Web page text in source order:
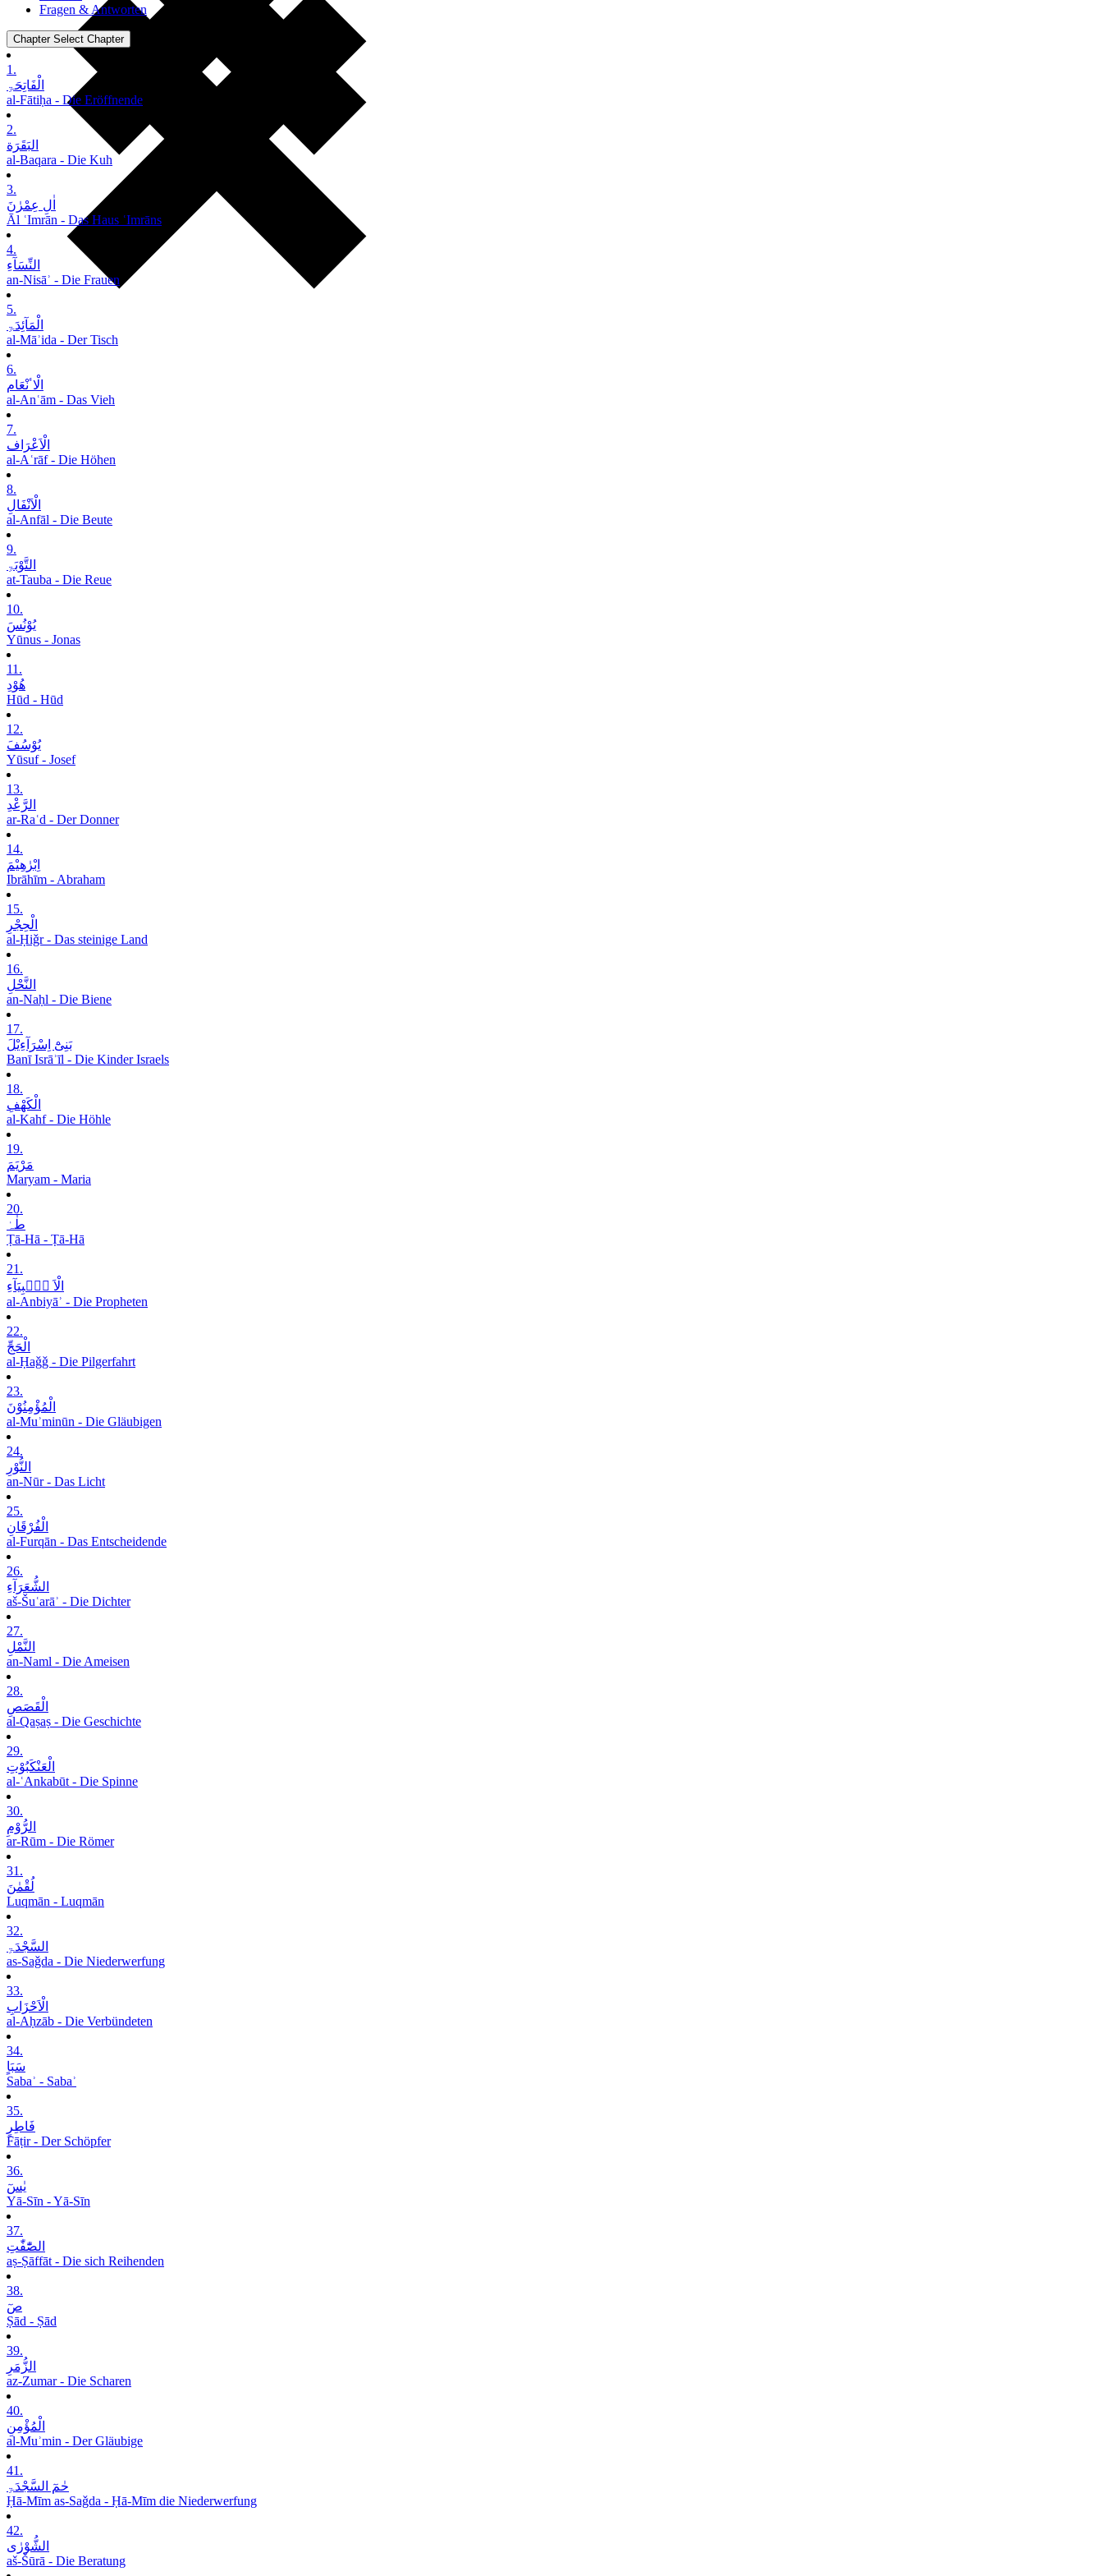
Fragen & Antworten
Chapter Select Chapter
1.
الْفَاتِحَۃِ
al-Fātiḥa - Die Eröffnende
2.
البَقَرَة
al-Baqara - Die Kuh
3.
اٰلِ عِمْرٰنَ
Āl ʿImrān - Das Haus ʿImrāns
4.
النِّسَآءِ
an-Nisāʾ - Die Frauen
5.
الْمَآئِدَۃِ
al-Māʾida - Der Tisch
6.
الْاٴنْعَام
al-Anʿām - Das Vieh
7.
الْاَعْرَاف
al-Aʿrāf - Die Höhen
8.
الْاَنْفَالِ
al-Anfāl - Die Beute
9.
التَّوْبَۃِ
at-Tauba - Die Reue
10.
یُوْنُسَ
Yūnus - Jonas
11.
ھُوْدِ
Hūd - Hūd
12.
یُوْسُفَ
Yūsuf - Josef
13.
الرَّعْدِ
ar-Raʿd - Der Donner
14.
اِبْرٰھِیْمَ
Ibrāhīm - Abraham
15.
الْحِجْرِ
al-Ḥiǧr - Das steinige Land
16.
النَّحْلِ
an-Naḥl - Die Biene
17.
بَنِیْٓ اِسْرَآءِیْلَ
Banī Isrāʾīl - Die Kinder Israels
18.
الْکَھْفِ
al-Kahf - Die Höhle
19.
مَرْیَمَ
Maryam - Maria
20.
طٰہٰ
Ṭā-Hā - Ṭā-Hā
21.
الْاَ نۡۢبِیَآءِ
al-Anbiyāʾ - Die Propheten
22.
الْحَجِّ
al-Ḥaǧǧ - Die Pilgerfahrt
23.
الْمُؤْمِنُوْنَ
al-Muʾminūn - Die Gläubigen
24.
النُّوْرِ
an-Nūr - Das Licht
25.
الْفُرْقَانِ
al-Furqān - Das Entscheidende
26.
الشُّعَرَآءِ
aš-Šuʿarāʾ - Die Dichter
27.
النَّمْلِ
an-Naml - Die Ameisen
28.
الْقَصَصِ
al-Qaṣaṣ - Die Geschichte
29.
الْعَنْکَبُوْتِ
al-ʿAnkabūt - Die Spinne
30.
الرُّوْمِ
ar-Rūm - Die Römer
31.
لُقْمٰنَ
Luqmān - Luqmān
32.
السَّجْدَۃِ
as-Saǧda - Die Niederwerfung
33.
الْاَحْزَابِ
al-Aḥzāb - Die Verbündeten
34.
سَبَاٍ
Sabaʾ - Sabaʾ
35.
فَاطِرٍ
Fāṭir - Der Schöpfer
36.
یٰسٓ
Yā-Sīn - Yā-Sīn
37.
الصّٰٓفّٰتِ
aṣ-Ṣāffāt - Die sich Reihenden
38.
صٓ
Ṣād - Ṣād
39.
الزُّمَرِ
az-Zumar - Die Scharen
40.
الْمُؤْمِنِ
al-Muʾmin - Der Gläubige
41.
حٰمٓ السَّجْدَۃِ
Ḥā-Mīm as-Saǧda - Ḥā-Mīm die Niederwerfung
42.
الشُّوْرٰی
aš-Šūrā - Die Beratung